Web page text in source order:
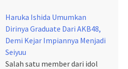
Haruka Ishida Umumkan
Dirinya Graduate Dari AKB48,
Demi Kejar Impiannya Menjadi
Seiyuu
Salah satu member dari idol